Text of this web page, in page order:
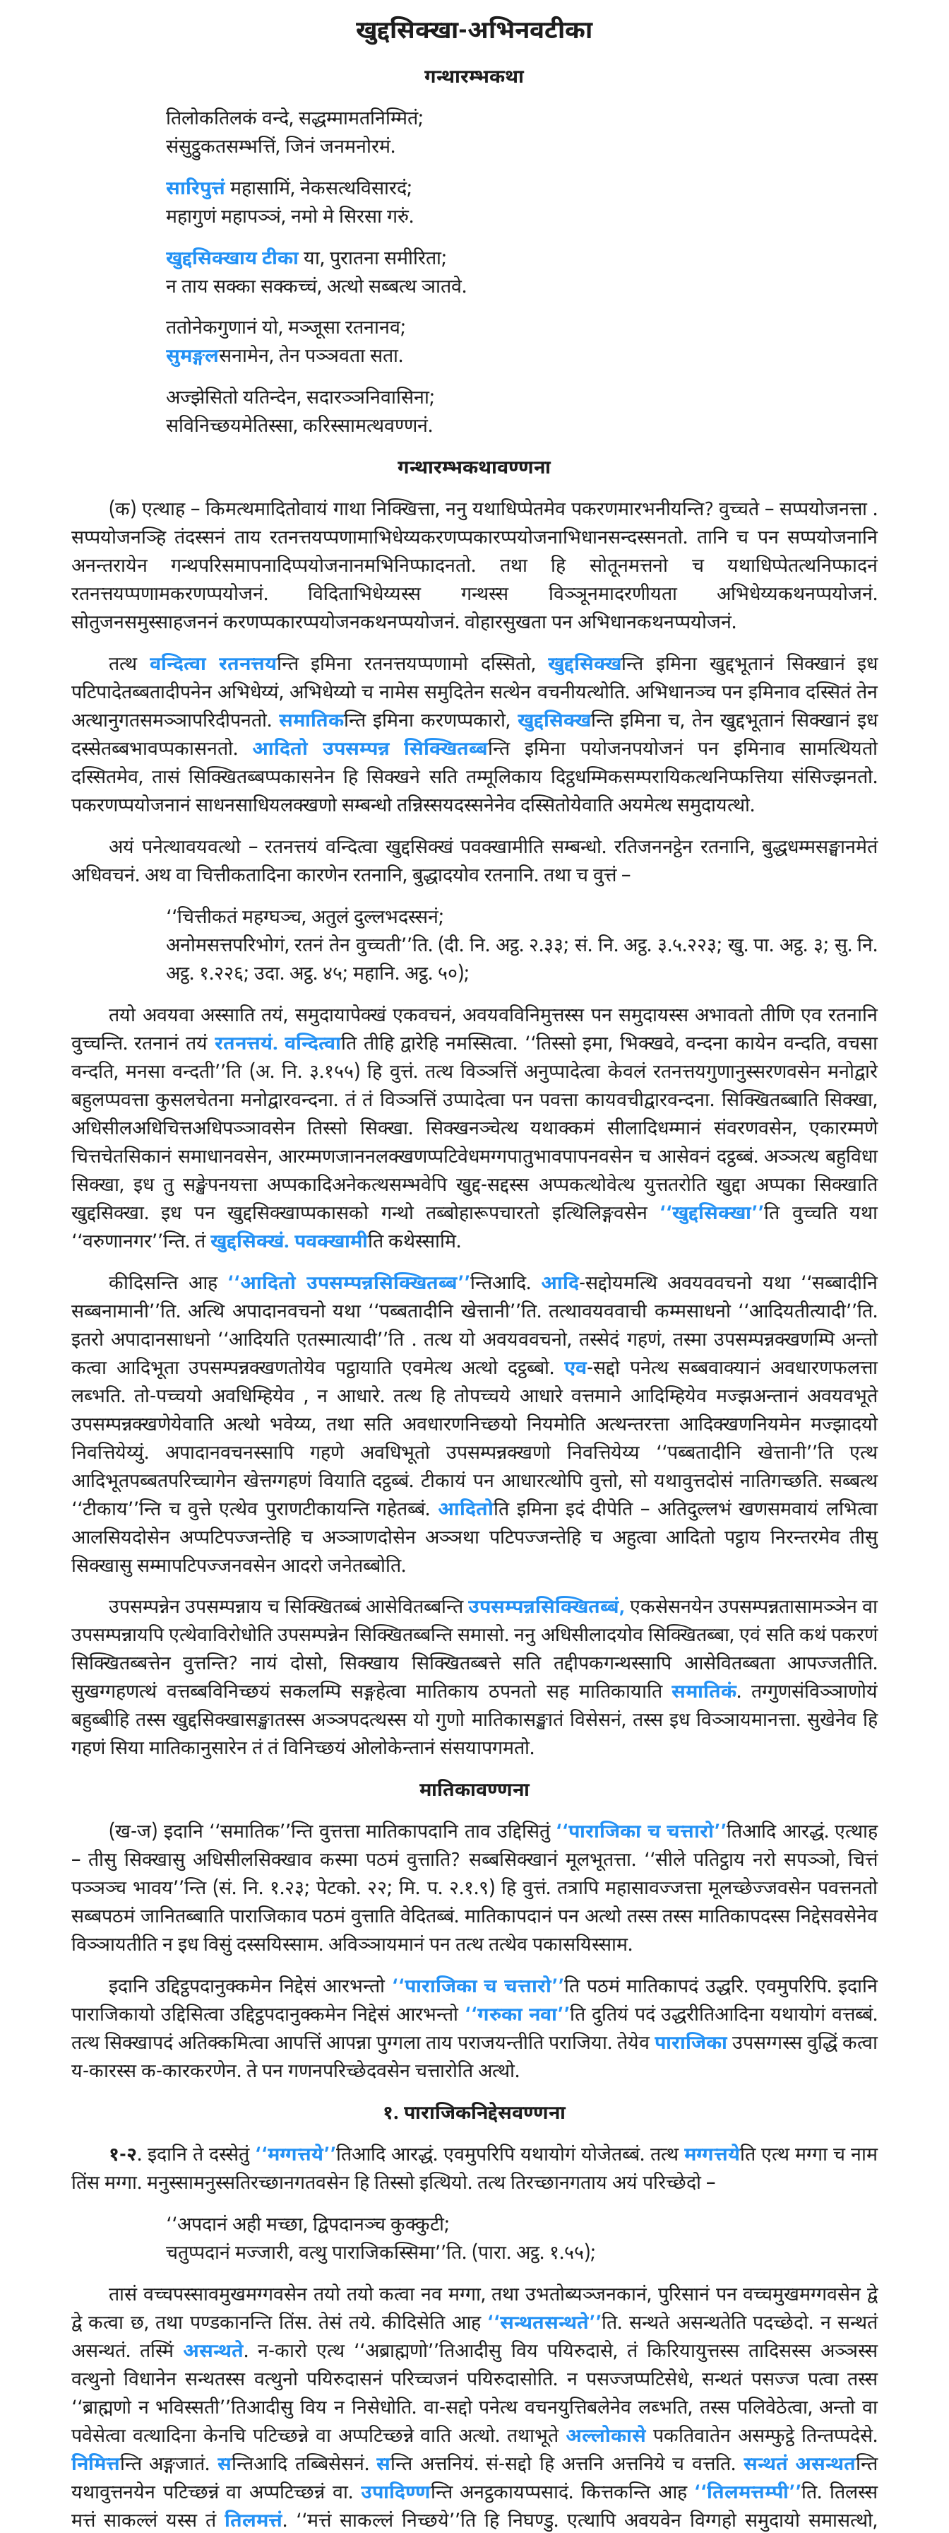
खुद्दसिक्खा-अभिनवटीका
गन्थारम्भकथा
तिलोकतिलकं वन्दे, सद्धम्मामतनिम्मितं;
संसुट्ठुकतसम्भत्तिं, जिनं जनमनोरमं.
सारिपुत्तंमहासामिं, नेकसत्थविसारदं;
महागुणं महापञ्ञं, नमो मे सिरसा गरुं.
खुद्दसिक्खाय टीकाया, पुरातना समीरिता;
न ताय सक्का सक्कच्चं, अत्थो सब्बत्थ ञातवे.
ततोनेकगुणानंयो, मञ्जूसा रतनानव;
सुमङ्गलसनामेन, तेन पञ्ञवता सता.
अज्झेसितो यतिन्देन, सदारञ्ञनिवासिना;
सविनिच्छयमेतिस्सा, करिस्सामत्थवण्णनं.
गन्थारम्भकथावण्णना
(क) एत्थाह – किमत्थमादितोवायं गाथा निक्खित्ता, ननु यथाधिप्पेतमेव पकरणमारभनीयन्ति? वुच्चते – सप्पयोजनत्ता .
सप्पयोजनञ्हि तंदस्सनं ताय रतनत्तयप्पणामाभिधेय्यकरणप्पकारप्पयोजनाभिधानसन्दस्सनतो. तानि च पन सप्पयोजनानि
अनन्तरायेन गन्थपरिसमापनादिप्पयोजनानमभिनिप्फादनतो. तथा हि सोतूनमत्तनो च यथाधिप्पेतत्थनिप्फादनं
रतनत्तयप्पणामकरणप्पयोजनं. विदिताभिधेय्यस्स गन्थस्स विञ्ञूनमादरणीयता अभिधेय्यकथनप्पयोजनं.
सोतुजनसमुस्साहजननं करणप्पकारप्पयोजनकथनप्पयोजनं. वोहारसुखता पन अभिधानकथनप्पयोजनं.
तत्थ वन्दित्वा रतनत्तयन्ति इमिना रतनत्तयप्पणामो दस्सितो,खुद्दसिक्खन्ति इमिना खुद्दभूतानं सिक्खानं इध
पटिपादेतब्बतादीपनेन अभिधेय्यं, अभिधेय्यो च नामेस समुदितेन सत्थेन वचनीयत्थोति. अभिधानञ्च पन इमिनाव दस्सितं तेन
अत्थानुगतसमञ्ञापरिदीपनतो. समातिकन्ति इमिना करणप्पकारो, खुद्दसिक्खन्ति इमिना च, तेन खुद्दभूतानं सिक्खानं इध
दस्सेतब्बभावप्पकासनतो. आदितो उपसम्पन्न सिक्खितब्बन्ति इमिना पयोजनपयोजनं पन इमिनाव सामत्थियतो
दस्सितमेव, तासं सिक्खितब्बप्पकासनेन हि सिक्खने सति तम्मूलिकाय दिट्ठधम्मिकसम्परायिकत्थनिप्फत्तिया संसिज्झनतो.
पकरणप्पयोजनानं साधनसाधियलक्खणो सम्बन्धो तन्निस्सयदस्सनेनेव दस्सितोयेवाति अयमेत्थ समुदायत्थो.
अयं पनेत्थावयवत्थो – रतनत्तयं वन्दित्वा खुद्दसिक्खं पवक्खामीति सम्बन्धो. रतिजननट्ठेन रतनानि, बुद्धधम्मसङ्घानमेतं
अधिवचनं. अथ वा चित्तीकतादिना कारणेन रतनानि, बुद्धादयोव रतनानि. तथा च वुत्तं –
‘‘चित्तीकतंमहग्घञ्च, अतुलं दुल्लभदस्सनं;
अनोमसत्तपरिभोगं, रतनं तेन वुच्चती’’ति. (दी. नि. अट्ठ. २.३३; सं. नि. अट्ठ. ३.५.२२३; खु. पा. अट्ठ. ३; सु. नि.
अट्ठ. १.२२६; उदा. अट्ठ. ४५; महानि. अट्ठ. ५०);
तयो अवयवा अस्साति तयं, समुदायापेक्खं एकवचनं, अवयवविनिमुत्तस्स पन समुदायस्स अभावतो तीणि एव रतनानि
वुच्चन्ति. रतनानं तयं रतनत्तयं. वन्दित्वाति तीहि द्वारेहि नमस्सित्वा. ‘‘तिस्सो इमा, भिक्खवे, वन्दना कायेन वन्दति, वचसा
वन्दति, मनसा वन्दती’’ति (अ. नि. ३.१५५) हि वुत्तं. तत्थ विञ्ञत्तिं अनुप्पादेत्वा केवलं रतनत्तयगुणानुस्सरणवसेन मनोद्वारे
बहुलप्पवत्ता कुसलचेतना मनोद्वारवन्दना. तं तं विञ्ञत्तिं उप्पादेत्वा पन पवत्ता कायवचीद्वारवन्दना. सिक्खितब्बाति सिक्खा,
अधिसीलअधिचित्तअधिपञ्ञावसेन तिस्सो सिक्खा. सिक्खनञ्चेत्थ यथाक्कमं सीलादिधम्मानं संवरणवसेन, एकारम्मणे
चित्तचेतसिकानं समाधानवसेन, आरम्मणजाननलक्खणप्पटिवेधमग्गपातुभावपापनवसेन च आसेवनं दट्ठब्बं. अञ्ञत्थ बहुविधा
सिक्खा, इध तु सङ्खेपनयत्ता अप्पकादिअनेकत्थसम्भवेपि खुद्द-सद्दस्स अप्पकत्थोवेत्थ युत्ततरोति खुद्दा अप्पका सिक्खाति
खुद्दसिक्खा. इध पन खुद्दसिक्खाप्पकासको गन्थो तब्बोहारूपचारतो इत्थिलिङ्गवसेन ‘‘खुद्दसिक्खा’’ति वुच्चति यथा
‘‘वरुणानगर’’न्ति. तंखुद्दसिक्खं. पवक्खामीति कथेस्सामि.
कीदिसन्ति आह ‘‘आदितो उपसम्पन्नसिक्खितब्ब’’न्तिआदि. आदि-सद्दोयमत्थि अवयववचनो यथा ‘‘सब्बादीनि
सब्बनामानी’’ति. अत्थि अपादानवचनो यथा ‘‘पब्बतादीनि खेत्तानी’’ति. तत्थावयववाची कम्मसाधनो ‘‘आदियतीत्यादी’’ति.
इतरो अपादानसाधनो ‘‘आदियति एतस्मात्यादी’’ति . तत्थ यो अवयववचनो, तस्सेदं गहणं, तस्मा उपसम्पन्नक्खणम्पि अन्तो
कत्वा आदिभूता उपसम्पन्नक्खणतोयेव पट्ठायाति एवमेत्थ अत्थो दट्ठब्बो. एव-सद्दो पनेत्थ सब्बवाक्यानं अवधारणफलत्ता
लब्भति. तो-पच्चयो अवधिम्हियेव , न आधारे. तत्थ हि तोपच्चये आधारे वत्तमाने आदिम्हियेव मज्झअन्तानं अवयवभूते
उपसम्पन्नक्खणेयेवाति अत्थो भवेय्य, तथा सति अवधारणनिच्छयो नियमोति अत्थन्तरत्ता आदिक्खणनियमेन मज्झादयो
निवत्तियेय्युं. अपादानवचनस्सापि गहणे अवधिभूतो उपसम्पन्नक्खणो निवत्तियेय्य ‘‘पब्बतादीनि खेत्तानी’’ति एत्थ
आदिभूतपब्बतपरिच्चागेन खेत्तग्गहणं वियाति दट्ठब्बं. टीकायं पन आधारत्थोपि वुत्तो, सो यथावुत्तदोसं नातिगच्छति. सब्बत्थ
‘‘टीकाय’’न्ति च वुत्ते एत्थेव पुराणटीकायन्ति गहेतब्बं. आदितोति इमिना इदं दीपेति – अतिदुल्लभं खणसमवायं लभित्वा
आलसियदोसेन अप्पटिपज्जन्तेहि च अञ्ञाणदोसेन अञ्ञथा पटिपज्जन्तेहि च अहुत्वा आदितो पट्ठाय निरन्तरमेव तीसु
सिक्खासु सम्मापटिपज्जनवसेन आदरो जनेतब्बोति.
उपसम्पन्नेन उपसम्पन्नाय च सिक्खितब्बं आसेवितब्बन्तिउपसम्पन्नसिक्खितब्बं, एकसेसनयेन उपसम्पन्नतासामञ्ञेन वा
उपसम्पन्नायपि एत्थेवाविरोधोति उपसम्पन्नेन सिक्खितब्बन्ति समासो. ननु अधिसीलादयोव सिक्खितब्बा, एवं सति कथं पकरणं
सिक्खितब्बत्तेन वुत्तन्ति? नायं दोसो, सिक्खाय सिक्खितब्बत्ते सति तद्दीपकगन्थस्सापि आसेवितब्बता आपज्जतीति.
सुखग्गहणत्थं वत्तब्बविनिच्छयं सकलम्पि सङ्गहेत्वा मातिकाय ठपनतो सह मातिकायातिसमातिकं. तग्गुणसंविञ्ञाणोयं
बहुब्बीहि तस्स खुद्दसिक्खासङ्खातस्स अञ्ञपदत्थस्स यो गुणो मातिकासङ्खातं विसेसनं, तस्स इध विञ्ञायमानत्ता. सुखेनेव हि
गहणं सिया मातिकानुसारेन तं तं विनिच्छयं ओलोकेन्तानं संसयापगमतो.
मातिकावण्णना
(ख-ज) इदानि ‘‘समातिक’’न्ति वुत्तत्ता मातिकापदानि ताव उद्दिसितुं ‘‘पाराजिका च चत्तारो’’तिआदि आरद्धं. एत्थाह
– तीसु सिक्खासु अधिसीलसिक्खाव कस्मा पठमं वुत्ताति? सब्बसिक्खानं मूलभूतत्ता. ‘‘सीले पतिट्ठाय नरो सपञ्ञो, चित्तं
पञ्ञञ्च भावय’’न्ति (सं. नि. १.२३; पेटको. २२; मि. प. २.१.९) हि वुत्तं. तत्रापि महासावज्जत्ता मूलच्छेज्जवसेन पवत्तनतो
सब्बपठमं जानितब्बाति पाराजिकाव पठमं वुत्ताति वेदितब्बं. मातिकापदानं पन अत्थो तस्स तस्स मातिकापदस्स निद्देसवसेनेव
विञ्ञायतीति न इध विसुं दस्सयिस्साम. अविञ्ञायमानं पन तत्थ तत्थेव पकासयिस्साम.
इदानि उद्दिट्ठपदानुक्कमेन निद्देसं आरभन्तो ‘‘पाराजिका च चत्तारो’’ति पठमं मातिकापदं उद्धरि. एवमुपरिपि. इदानि
पाराजिकायो उद्दिसित्वा उद्दिट्ठपदानुक्कमेन निद्देसं आरभन्तो ‘‘गरुका नवा’’ति दुतियं पदं उद्धरीतिआदिना यथायोगं वत्तब्बं.
तत्थ सिक्खापदं अतिक्कमित्वा आपत्तिं आपन्ना पुग्गला ताय पराजयन्तीति पराजिया. तेयेवपाराजिकाउपसग्गस्स वुद्धिं कत्वा
य-कारस्स क-कारकरणेन. ते पन गणनपरिच्छेदवसेन चत्तारोति अत्थो.
१. पाराजिकनिद्देसवण्णना
१-२. इदानि ते दस्सेतुं ‘‘मग्गत्तये’’तिआदि आरद्धं. एवमुपरिपि यथायोगं योजेतब्बं. तत्थमग्गत्तयेति एत्थमग्गा च नाम
तिंस मग्गा. मनुस्सामनुस्सतिरच्छानगतवसेन हि तिस्सो इत्थियो. तत्थ तिरच्छानगताय अयं परिच्छेदो –
‘‘अपदानं अही मच्छा, द्विपदानञ्च कुक्कुटी;
चतुप्पदानं मज्जारी, वत्थु पाराजिकस्सिमा’’ति. (पारा. अट्ठ. १.५५);
तासं वच्चपस्सावमुखमग्गवसेन तयो तयो कत्वा नव मग्गा, तथा उभतोब्यञ्जनकानं, पुरिसानं पन वच्चमुखमग्गवसेन द्वे
द्वे कत्वा छ, तथा पण्डकानन्ति तिंस. तेसं तये. कीदिसेति आह ‘‘सन्थतसन्थते’’ति. सन्थते असन्थतेति पदच्छेदो. न सन्थतं
असन्थतं. तस्मिं असन्थते. न-कारो एत्थ ‘‘अब्राह्मणो’’तिआदीसु विय पयिरुदासे, तं किरियायुत्तस्स तादिसस्स अञ्ञस्स
वत्थुनो विधानेन सन्थतस्स वत्थुनो पयिरुदासनं परिच्चजनं पयिरुदासोति. न पसज्जप्पटिसेधे, सन्थतं पसज्ज पत्वा तस्स
‘‘ब्राह्मणो न भविस्सती’’तिआदीसु विय न निसेधोति. वा-सद्दो पनेत्थ वचनयुत्तिबलेनेव लब्भति, तस्स पलिवेठेत्वा, अन्तो वा
पवेसेत्वा वत्थादिना केनचि पटिच्छन्ने वा अप्पटिच्छन्ने वाति अत्थो. तथाभूते अल्लोकासेपकतिवातेन असम्फुट्ठे तिन्तप्पदेसे.
निमित्तन्ति अङ्गजातं. सन्तिआदि तब्बिसेसनं.सन्ति अत्तनियं. सं-सद्दो हि अत्तनि अत्तनिये च वत्तति. सन्थतं असन्थतन्ति
यथावुत्तनयेन पटिच्छन्नं वा अप्पटिच्छन्नं वा. उपादिण्णन्ति अनट्ठकायप्पसादं. कित्तकन्ति आह ‘‘तिलमत्तम्पी’’ति. तिलस्स
मत्तं साकल्लं यस्स तं तिलमत्तं. ‘‘मत्तं साकल्लं निच्छये’’ति हि निघण्डु. एत्थापि अवयवेन विग्गहो समुदायो समासत्थो,